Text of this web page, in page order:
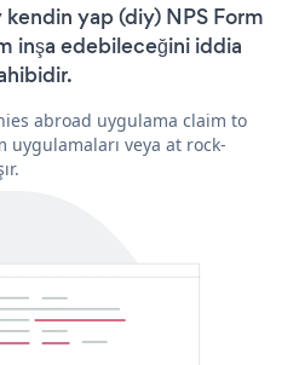
yap (diy) NPS Form
inşa edebileceğini iddia
abroad uygulama claim to
uygulamaları veya at rock-